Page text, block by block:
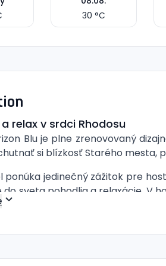
30 °C
relax v srdci Rhodosu
Blu je plne zrenovovaný
si blízkosť Starého mesta,
ponúka jedinečný zážitok pre
do sveta pohodlia a relaxácie. V
aj Spa centrum, kde sa
trezorom, televíziou a